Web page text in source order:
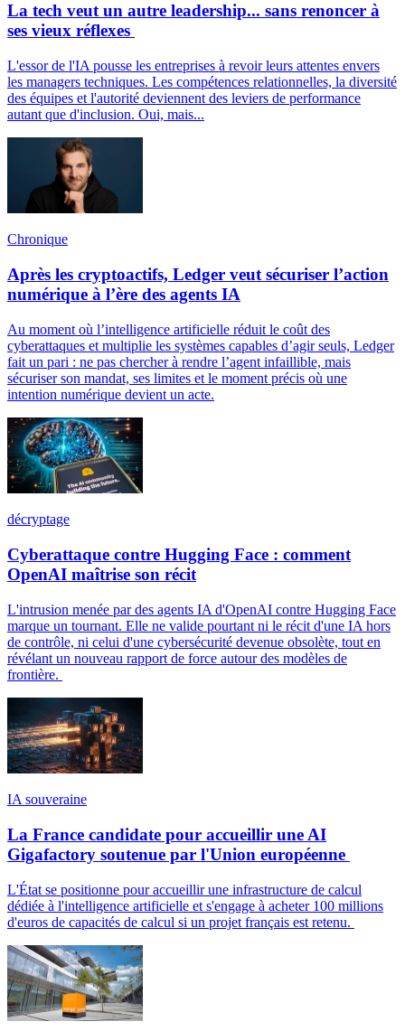
La tech veut un autre leadership... sans renoncer à
ses vieux réflexes
L'essor de l'IA pousse les entreprises à revoir leurs attentes envers
les managers techniques. Les compétences relationnelles, la diversité
des équipes et l'autorité deviennent des leviers de performance
autant que d'inclusion. Oui, mais...
Chronique
Après les cryptoactifs, Ledger veut sécuriser l’action
numérique à l’ère des agents IA
Au moment où l’intelligence artificielle réduit le coût des
cyberattaques et multiplie les systèmes capables d’agir seuls, Ledger
fait un pari : ne pas chercher à rendre l’agent infaillible, mais
sécuriser son mandat, ses limites et le moment précis où une
intention numérique devient un acte.
décryptage
Cyberattaque contre Hugging Face : comment
OpenAI maîtrise son récit
L'intrusion menée par des agents IA d'OpenAI contre Hugging Face
marque un tournant. Elle ne valide pourtant ni le récit d'une IA hors
de contrôle, ni celui d'une cybersécurité devenue obsolète, tout en
révélant un nouveau rapport de force autour des modèles de
frontière.
IA souveraine
La France candidate pour accueillir une AI
Gigafactory soutenue par l'Union européenne
L'État se positionne pour accueillir une infrastructure de calcul
dédiée à l'intelligence artificielle et s'engage à acheter 100 millions
d'euros de capacités de calcul si un projet français est retenu.